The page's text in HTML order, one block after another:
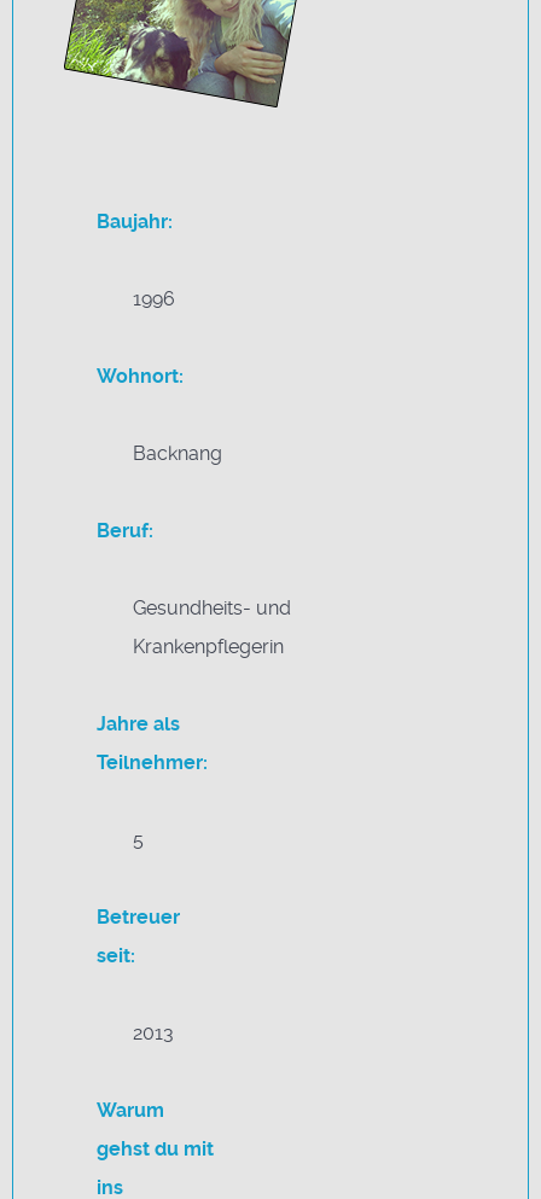
Baujahr:
1996
Wohnort:
Backnang
Beruf:
Gesundheits- und
Krankenpflegerin
Jahre als
Teilnehmer:
5
Betreuer
seit:
2013
Warum
gehst du mit
ins